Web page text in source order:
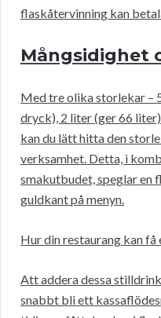
flaskåtervinning kan
Mångsidighet
Med tre olika storlekar –
dryck), 2 liter (ger 66
kan du lätt hitta den
verksamhet. Detta, i
smakutbudet, speglar en
guldkant på menyn.
Hur din restaurang kan
Att addera dessa
snabbt bli ett